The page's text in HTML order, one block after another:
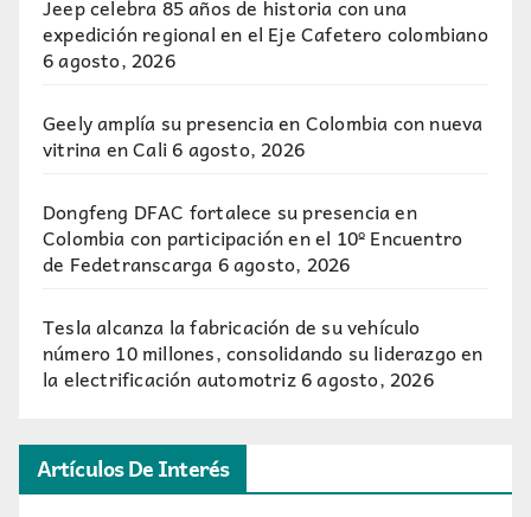
Jeep celebra 85 años de historia con una
expedición regional en el Eje Cafetero colombiano
6 agosto, 2026
Geely amplía su presencia en Colombia con nueva
vitrina en Cali 6 agosto, 2026
Dongfeng DFAC fortalece su presencia en
Colombia con participación en el 10º Encuentro
de Fedetranscarga6 agosto, 2026
Tesla alcanza la fabricación de su vehículo
número 10 millones, consolidando su liderazgo en
la electrificación automotriz6 agosto, 2026
Artículos De Interés